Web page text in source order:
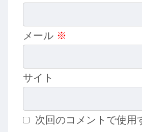
メール ※
サイト
次回のコメントで使用